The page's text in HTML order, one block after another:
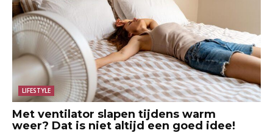
LIFESTYLE
Met ventilator slapen tijdens warm
weer? Dat is niet altijd een goed idee!